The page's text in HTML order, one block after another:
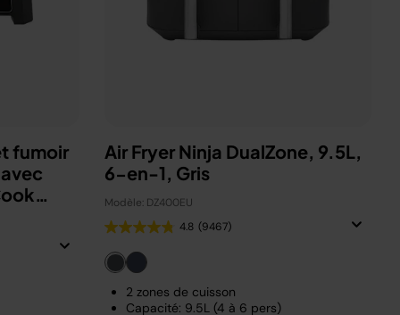
fumoir
Air Fryer Ninja DualZone, 9.5L,
6-en-1, Gris
Modèle: DZ400EU
4.8 (9467)
2 zones de cuisson
Capacité: 9.5L (4 à 6 pers)